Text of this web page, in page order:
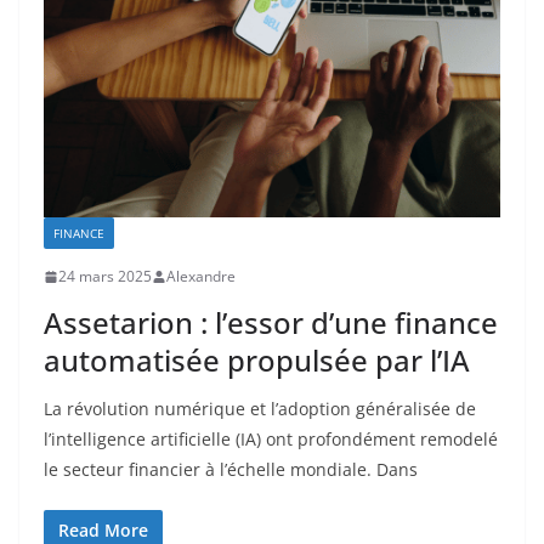
FINANCE
24 mars 2025 Alexandre
Assetarion : l’essor d’une finance
automatisée propulsée par l’IA
La révolution numérique et l’adoption généralisée de
l’intelligence artificielle (IA) ont profondément remodelé
le secteur financier à l’échelle mondiale. Dans
Read More